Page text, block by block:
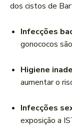
dos cistos de
Infecções
gonococos
Higiene
aumentar o
Infecções
exposição a